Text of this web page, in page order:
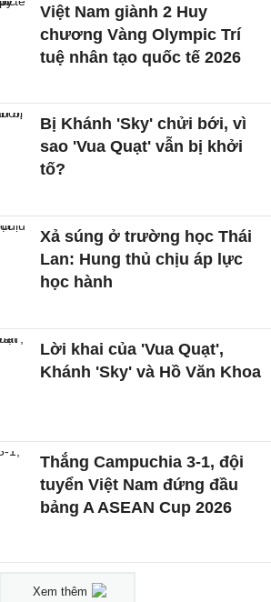
Việt Nam giành 2 Huy
chương Vàng Olympic Trí
tuệ nhân tạo quốc tế 2026
Bị Khánh 'Sky' chửi bới, vì
sao 'Vua Quạt' vẫn bị khởi
tố?
Xả súng ở trường học Thái
Lan: Hung thủ chịu áp lực
học hành
Lời khai của 'Vua Quạt',
Khánh 'Sky' và Hồ Văn Khoa
Thắng Campuchia 3-1, đội
tuyển Việt Nam đứng đầu
bảng A ASEAN Cup 2026
Xem thêm